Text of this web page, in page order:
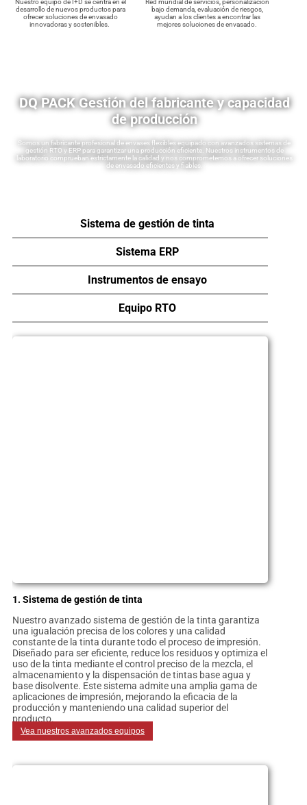
Nuestro equipo de I+D se centra en el
desarrollo de nuevos productos para
ofrecer soluciones de envasado
innovadoras y sostenibles.
Red mundial de servicios, personalización
bajo demanda, evaluación de riesgos,
ayudan a los clientes a encontrar las
mejores soluciones de envasado.
DQ PACK Gestión del fabricante y capacidad
de producción
Somos un fabricante profesional de envases flexibles equipado con avanzados sistemas de
gestión RTO y ERP para garantizar una producción eficiente. Nuestros instrumentos de
laboratorio comprueban estrictamente la calidad y nos comprometemos a ofrecer soluciones
de envasado eficientes y fiables.
Sistema de gestión de tinta
Sistema ERP
Instrumentos de ensayo
Equipo RTO
1. Sistema de gestión de tinta
Nuestro avanzado sistema de gestión de la tinta garantiza
una igualación precisa de los colores y una calidad
constante de la tinta durante todo el proceso de impresión.
Diseñado para ser eficiente, reduce los residuos y optimiza el
uso de la tinta mediante el control preciso de la mezcla, el
almacenamiento y la dispensación de tintas base agua y
base disolvente. Este sistema admite una amplia gama de
aplicaciones de impresión, mejorando la eficacia de la
producción y manteniendo una calidad superior del
producto.
Vea nuestros avanzados equipos